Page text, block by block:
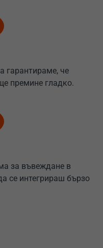
гарантираме, че
премине гладко.
за въвеждане в
се интегрираш бързо